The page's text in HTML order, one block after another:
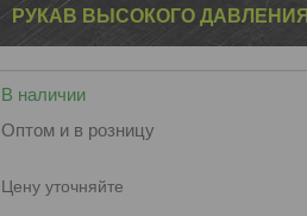
РУКАВ ВЫСОКОГО ДАВЛЕНИЯ
В наличии
Оптом и в розницу
Цену уточняйте